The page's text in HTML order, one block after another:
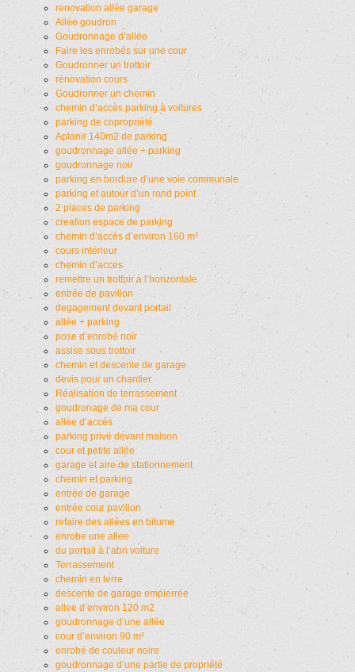
renovation allée garage
Allée goudron
Goudronnage d’allée
Faire les enrobés sur une cour
Goudronner un trottoir
rénovation cours
Goudronner un chemin
chemin d’accès parking à voitures
parking de copropriété
Aplanir 140m2 de parking
goudronnage allée + parking
goudronnage noir
parking en bordure d’une voie communale
parking et autour d’un rond point
2 places de parking
creation espace de parking
chemin d’accès d’environ 160 m²
cours intérieur
chemin d’acces
remettre un trottoir à l’horizontale
entrée de pavillon
degagement devant portail
allée + parking
pose d’enrobé noir
assise sous trottoir
chemin et descente de garage
devis pour un chantier
Réalisation de terrassement
goudronage de ma cour
allée d’accés
parking privé devant maison
cour et petite allée
garage et aire de stationnement
chemin et parking
entrée de garage
entrée cour pavillon
refaire des allées en bitume
enrobe une allee
du portail à l’abri voiture
Terrassement
chemin en terre
descente de garage empierrée
allee d’environ 120 m2
goudronnage d’une allée
cour d’environ 90 m²
enrobé de couleur noire
goudronnage d’une partie de propriété